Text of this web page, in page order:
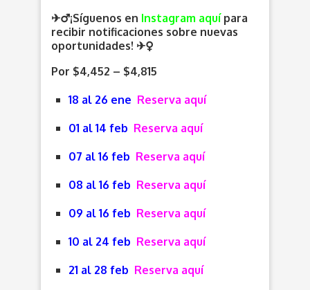
✈️‍♂️¡Síguenos en Instagram aquí para
recibir notificaciones sobre nuevas
oportunidades! ✈️
Por $4,452 – $4,815
18 al 26 ene Reserva aquí
01 al 14 feb Reserva aquí
07 al 16 feb Reserva aquí
08 al 16 feb Reserva aquí
09 al 16 feb Reserva aquí
10 al 24 feb Reserva aquí
21 al 28 feb Reserva aquí